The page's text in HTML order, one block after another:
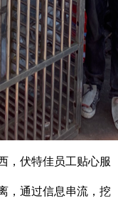
，伏特佳员工贴心服
，通过信息串流，挖